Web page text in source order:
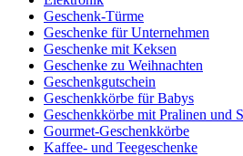
Geschenk-Türme
Geschenke für Unternehmen
Geschenke mit Keksen
Geschenke zu Weihnachten
Geschenkgutschein
Geschenkkörbe für Babys
Geschenkkörbe mit Pralinen und
Gourmet-Geschenkkörbe
Kaffee- und Teegeschenke